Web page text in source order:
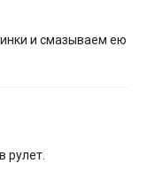
и смазываем ею
рулет.